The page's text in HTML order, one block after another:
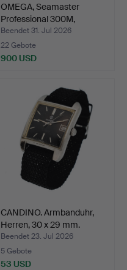
OMEGA, Seamaster
Professional 300M,
Armban…
Beendet 31. Jul 2026
22 Gebote
900 USD
CANDINO. Armbanduhr,
Herren, 30 x 29 mm.
Beendet 23. Jul 2026
5 Gebote
53 USD